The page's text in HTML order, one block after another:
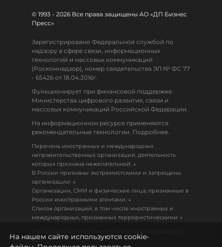
© 1993 - 2026 Все права защищены АО «ДП Бизнес
Пресс»
Зарегистрировано Федеральной службой по
надзору в сфере связи, информационных
технологий и массовых коммуникаций
(Роскомнадзор), номер свидетельства ЭЛ № ФС 77
- 65426 от 18.04.2016г.
Функционирует при финансовой поддержке
Министерства цифрового развития, связи и
массовых коммуникаций Российской Федерации.
На информационном ресурсе применяются
рекомендательные технологии. Подробнее.
Перечень иностранных и международных
неправительственных организаций, деятельность
которых признана нежелательной: ↓
В России признаны экстремистскими и запрещены
организации: ↓
Организации, СМИ и физические лица, признанные в
России иностранными агентами: ↓
Список организаций, в том числе иностранных и
международных, признанных террористическими ↓
18+
На нашем сайте используются cookie-